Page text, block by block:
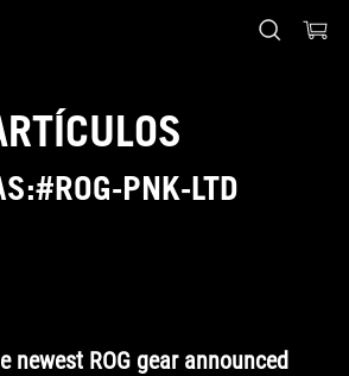
PNK-LTD
newest ROG gear announced